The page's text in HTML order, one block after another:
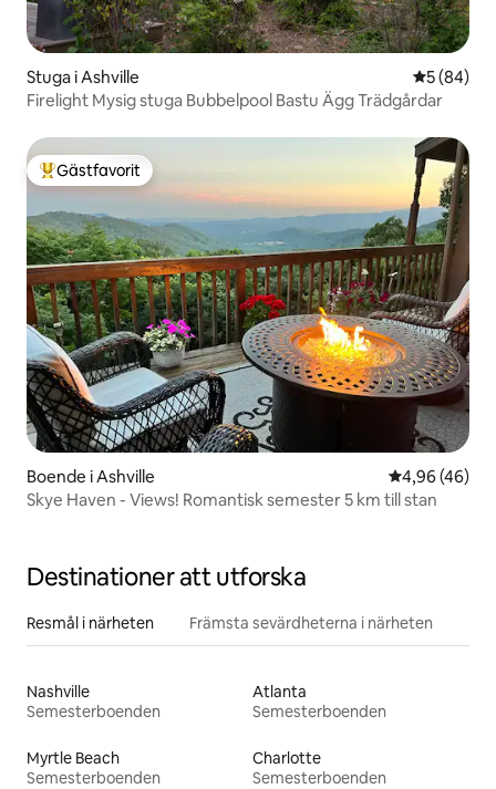
Stuga i Ashville 5 av 5 i
5 (84)
Firelight Mysig stuga Bubbelpool Bastu Ägg Trädgårdar
Populär gästfavorit
Gästfavorit
Boende i Ashville 4,96 av 5 i
4,96 (46)
Skye Haven - Views! Romantisk semester 5 km till stan
Destinationer att utforska
Resmål i närheten Främsta sevärdheterna i närheten
Nashville
Semesterboenden
Atlanta
Semesterboenden
Myrtle Beach
Semesterboenden
Charlotte
Semesterboenden